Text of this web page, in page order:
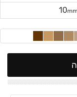
10mm